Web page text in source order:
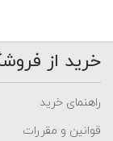
خرید از
راهنمای خرید
قوانین و مقررات